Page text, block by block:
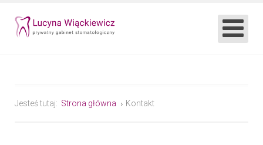
Jesteś tutaj: Strona główna Kontakt